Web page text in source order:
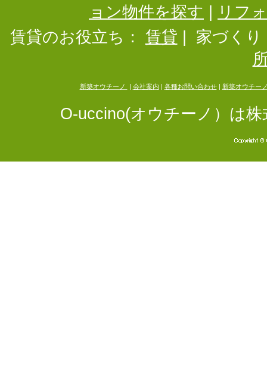
ョン物件を探す
リフ
賃貸のお役立ち：
賃貸
家づくり
新築オウチーノ 会社案内 各種お問い合わせ| 新築オウチー
O-uccino(オウチーノ）は